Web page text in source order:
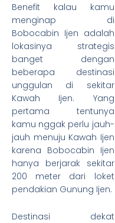
Benefit kalau kamu
menginap di
Bobocabin Ijen adalah
lokasinya strategis
banget dengan
beberapa destinasi
unggulan di sekitar
Kawah Ijen. Yang
pertama tentunya
kamu nggak perlu jauh-
jauh menuju Kawah Ijen
karena Bobocabin Ijen
hanya berjarak sekitar
200 meter dari loket
pendakian Gunung Ijen.
Destinasi dekat